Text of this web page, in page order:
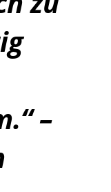
–